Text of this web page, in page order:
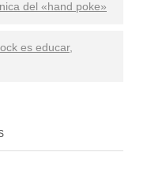
del «hand poke»
es educar,